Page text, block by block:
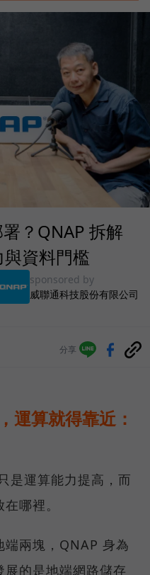
？QNAP 拆解
資料門檻
sponsored by
威聯通科技股份有限公司
分享
運算就得靠近：
是運算能力提高，而
哪裡。
兩塊，QNAP 身為
的是地端網路儲存